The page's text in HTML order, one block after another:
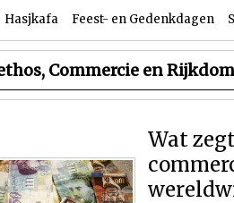
Hasjkafa Feest- en Gedenkdagen
Commercie en Rijkdom
Wat